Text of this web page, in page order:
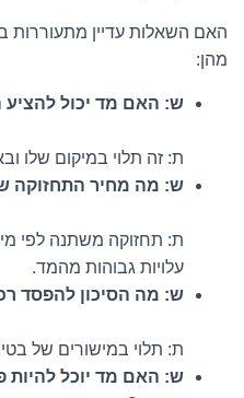
האם השאלות עדיין מתעוררות
מהן:
ש: האם מד יכול להציע
ת: זה תלוי במיקום שלו
ש: מה מחיר התחזוקה
ת: תחזוקה משתנה לפי
עלויות גבוהות מהמד.
ש: מה הסיכון להפסד
ת: תלוי במישורים של
ש: האם מד יוכל להיות